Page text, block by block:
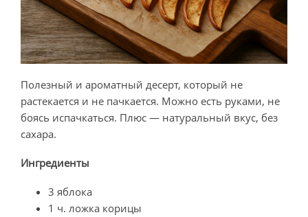
Полезный и ароматный десерт, который не
растекается и не пачкается. Можно есть руками, не
боясь испачкаться. Плюс — натуральный вкус, без
сахара.
Ингредиенты
3 яблока
1 ч. ложка корицы